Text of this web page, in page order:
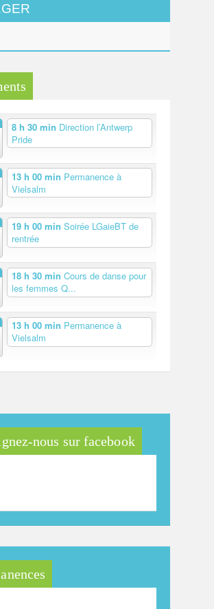
8 h 30 min Direction l’Antwerp
Pride
13 h 00 min Permanence à
Vielsalm
19 h 00 min Soirée LGaieBT de
rentrée
18 h 30 min Cours de danse pour
les femmes Q...
13 h 00 min Permanence à
Vielsalm
nous sur facebook